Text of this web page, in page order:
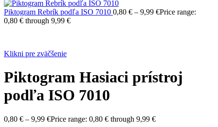
Piktogram Rebrík podľa ISO 7010 0,80 € – 9,99 €Price range:
0,80 € through 9,99 €
Klikni pre zväčšenie
Piktogram Hasiaci prístroj
podľa ISO 7010
0,80 € – 9,99 €Price range: 0,80 € through 9,99 €